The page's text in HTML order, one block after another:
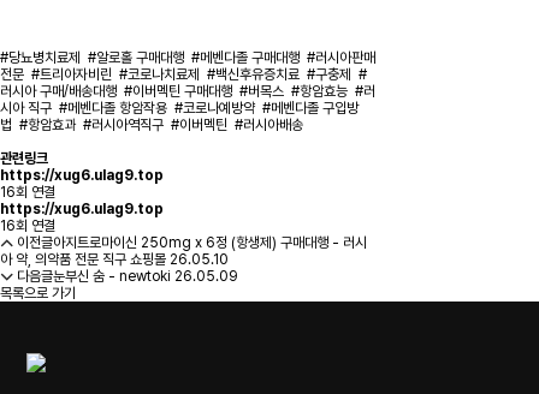
#당뇨병치료제 #알로홀 구매대행 #메벤다졸 구매대행 #러시아판매
전문 #트리아자비린 #코로나치료제 #백신후유증치료 #구충제
#
러시아 구매/배송대행 #이버멕틴 구매대행 #버목스 #항암효능 #러
시아 직구 #메벤다졸 항암작용 #코로나예방약 #메벤다졸 구입방
법 #항암효과 #러시아역직구 #이버멕틴 #러시아배송
관련링크
https://xug6.ulag9.top
16회 연결
https://xug6.ulag9.top
16회 연결
이전글아지트로마이신 250mg x 6정 (항생제) 구매대행 - 러시
아 약, 의약품 전문 직구 쇼핑몰 26.05.10
다음글눈부신 숨 - newtoki 26.05.09
목록으로 가기